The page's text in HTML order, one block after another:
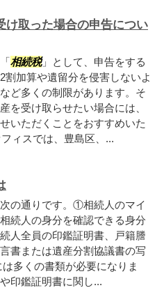
け取った場合の申告につい
相続税」として、申告をする
割加算や遺留分を侵害しないよ
ど多くの制限があります。そ
を受け取らせたい場合には、
いただくことをおすすめいた
ィスでは、豊島区、...
の通りです。①相続人のマイ
続人の身分を確認できる身分
人全員の印鑑証明書、戸籍謄
書または遺産分割協議書の写
多くの書類が必要になりま
印鑑証明書に関し...